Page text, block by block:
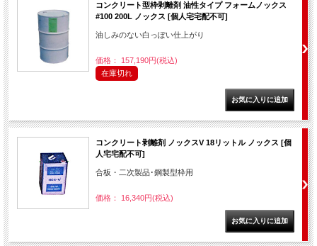
コンクリート型枠剥離剤 油性タイプ フォームノックス
#100 200L ノックス [個人宅宅配不可]
油しみのない白っぽい仕上がり
価格： 157,190円(税込)
在庫切れ
コンクリート剥離剤 ノックスV 18リットル ノックス [個
人宅宅配不可]
合板・二次製品･鋼製型枠用
価格： 16,340円(税込)